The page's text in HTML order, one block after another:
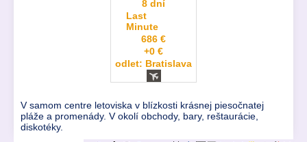
8 dní
Last
Minute
686 €
+0 €
odlet: Bratislava
V samom centre letoviska v blízkosti krásnej piesočnatej
pláže a promenády. V okolí obchody, bary, reštaurácie,
diskotéky.